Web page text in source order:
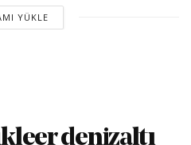
YÜKLE
denizaltı